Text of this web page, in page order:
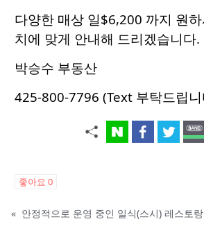
다양한 매상 일$6,200 까지 원
치에 맞게 안내해 드리겠습니다.
박승수 부동산
425-800-7796 (Text 부탁드립
좋아요 0
«